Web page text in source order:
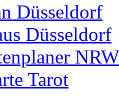
Düsseldorf
Düsseldorf
NRW
Tarot